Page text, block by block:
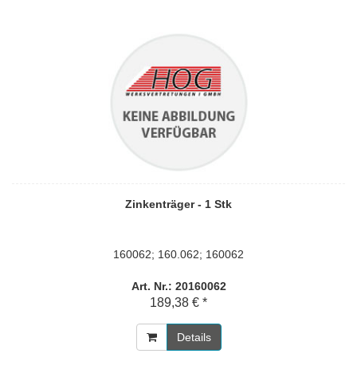
Zinkenträger - 1 Stk
160062; 160.062; 160062
Art. Nr.: 20160062
189,38 € *
Details